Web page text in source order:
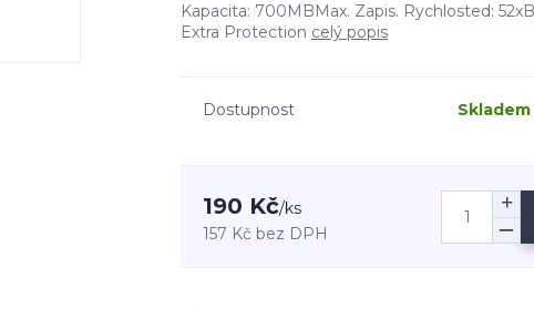
Kapacita: 700MBMax. Zapis. Rychlosted:
Extra Protection celý popis
Dostupnost Skladem
190 Kč/ks
157 Kč bez DPH